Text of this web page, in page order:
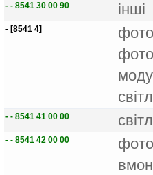
- - 8541 30 00 90 iншi
- [8541 4]
- - 8541 41 00 00
- - 8541 42 00 00